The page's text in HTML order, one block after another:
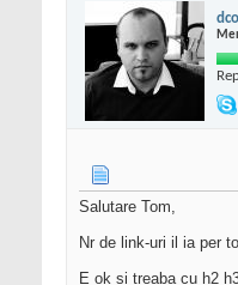
Salutare Tom,
Nr de link-uri il ia per
E ok si treaba cu h2